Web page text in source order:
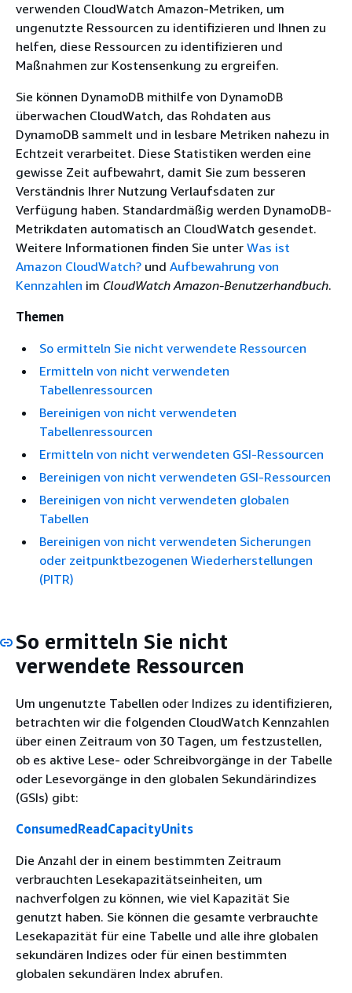
verwenden CloudWatch Amazon-Metriken, um
ungenutzte Ressourcen zu identifizieren und Ihnen zu
helfen, diese Ressourcen zu identifizieren und
Maßnahmen zur Kostensenkung zu ergreifen.
Sie können DynamoDB mithilfe von DynamoDB
überwachen CloudWatch, das Rohdaten aus
DynamoDB sammelt und in lesbare Metriken nahezu in
Echtzeit verarbeitet. Diese Statistiken werden eine
gewisse Zeit aufbewahrt, damit Sie zum besseren
Verständnis Ihrer Nutzung Verlaufsdaten zur
Verfügung haben. Standardmäßig werden DynamoDB-
Metrikdaten automatisch an CloudWatch gesendet.
Weitere Informationen finden Sie unter Was ist
Amazon CloudWatch? und Aufbewahrung von
Kennzahlen im CloudWatch Amazon-Benutzerhandbuch.
Themen
So ermitteln Sie nicht verwendete Ressourcen
Ermitteln von nicht verwendeten
Tabellenressourcen
Bereinigen von nicht verwendeten
Tabellenressourcen
Ermitteln von nicht verwendeten GSI-Ressourcen
Bereinigen von nicht verwendeten GSI-Ressourcen
Bereinigen von nicht verwendeten globalen
Tabellen
Bereinigen von nicht verwendeten Sicherungen
oder zeitpunktbezogenen Wiederherstellungen
(PITR)
So ermitteln Sie nicht
verwendete Ressourcen
Um ungenutzte Tabellen oder Indizes zu identifizieren,
betrachten wir die folgenden CloudWatch Kennzahlen
über einen Zeitraum von 30 Tagen, um festzustellen,
ob es aktive Lese- oder Schreibvorgänge in der Tabelle
oder Lesevorgänge in den globalen Sekundärindizes
(GSIs) gibt:
ConsumedReadCapacityUnits
Die Anzahl der in einem bestimmten Zeitraum
verbrauchten Lesekapazitätseinheiten, um
nachverfolgen zu können, wie viel Kapazität Sie
genutzt haben. Sie können die gesamte verbrauchte
Lesekapazität für eine Tabelle und alle ihre globalen
sekundären Indizes oder für einen bestimmten
globalen sekundären Index abrufen.